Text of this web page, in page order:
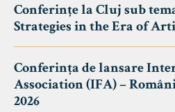
Conferințe la Cluj sub
Strategies in the Era of
Conferința de lansare
Association (IFA) –
2026